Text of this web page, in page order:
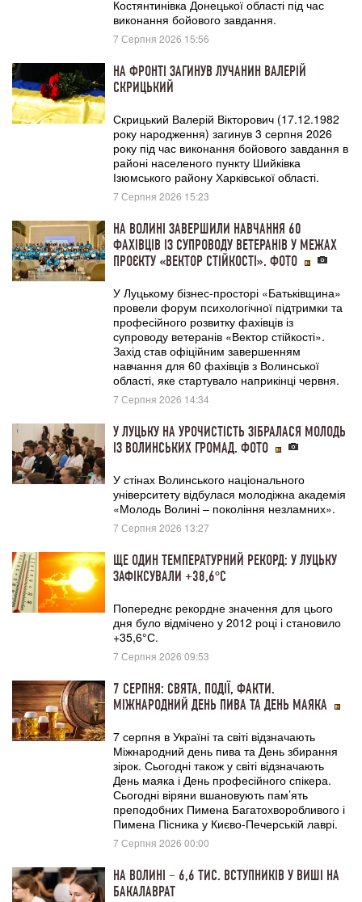
Костянтинівка Донецької області під час
виконання бойового завдання.
7 Серпня 2026 15:56
НА ФРОНТІ ЗАГИНУВ ЛУЧАНИН ВАЛЕРІЙ
СКРИЦЬКИЙ
Скрицький Валерій Вікторович (17.12.1982
року народження) загинув 3 серпня 2026
року під час виконання бойового завдання в
районі населеного пункту Шийківка
Ізюмського району Харківської області.
7 Серпня 2026 15:23
НА ВОЛИНІ ЗАВЕРШИЛИ НАВЧАННЯ 60
ФАХІВЦІВ ІЗ СУПРОВОДУ ВЕТЕРАНІВ У МЕЖАХ
ПРОЄКТУ «ВЕКТОР СТІЙКОСТІ». ФОТО
У Луцькому бізнес-просторі «Батьківщина»
провели форум психологічної підтримки та
професійного розвитку фахівців із
супроводу ветеранів «Вектор стійкості».
Захід став офіційним завершенням
навчання для 60 фахівців з Волинської
області, яке стартувало наприкінці червня.
7 Серпня 2026 14:34
У ЛУЦЬКУ НА УРОЧИСТІСТЬ ЗІБРАЛАСЯ МОЛОДЬ
ІЗ ВОЛИНСЬКИХ ГРОМАД. ФОТО
У стінах Волинського національного
університету відбулася молодіжна академія
«Молодь Волині – покоління незламних».
7 Серпня 2026 13:27
ЩЕ ОДИН ТЕМПЕРАТУРНИЙ РЕКОРД: У ЛУЦЬКУ
ЗАФІКСУВАЛИ +38,6° С
Попереднє рекордне значення для цього
дня було відмічено у 2012 році і становило
+35,6°С.
7 Серпня 2026 09:53
7 СЕРПНЯ: СВЯТА, ПОДІЇ, ФАКТИ.
МІЖНАРОДНИЙ ДЕНЬ ПИВА ТА ДЕНЬ МАЯКА
7 серпня в Україні та світі відзначають
Міжнародний день пива та День збирання
зірок. Сьогодні також у світі відзначають
День маяка і День професійного спікера.
Сьогодні віряни вшановують пам’ять
преподобних Пимена Багатохворобливого і
Пимена Пісника у Києво-Печерській лаврі.
7 Серпня 2026 00:00
НА ВОЛИНІ – 6,6 ТИС. ВСТУПНИКІВ У ВИШІ НА
БАКАЛАВРАТ